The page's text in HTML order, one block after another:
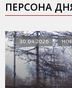
ПЕРСОНА
30.04.2026